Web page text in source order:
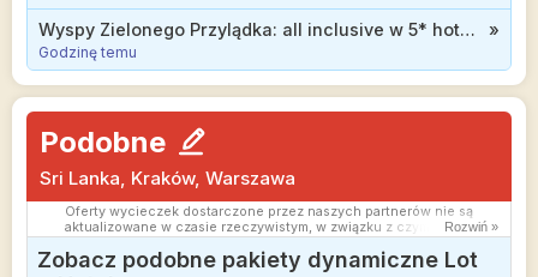
Wyspy Zielonego Przylądka: all inclusive w 5* hotelu nad oceanem od 3911 zł »
Godzinę temu
Podobne
Sri Lanka, Kraków, Warszawa
Oferty wycieczek dostarczone przez naszych partnerów nie są
aktualizowane w czasie rzeczywistym, w związku z czym ceny i
Dokładamy wszelkich starań aby rozbieżności były jak najmniejsze.
Rozwiń »
Zobacz podobne pakiety dynamiczne Lot